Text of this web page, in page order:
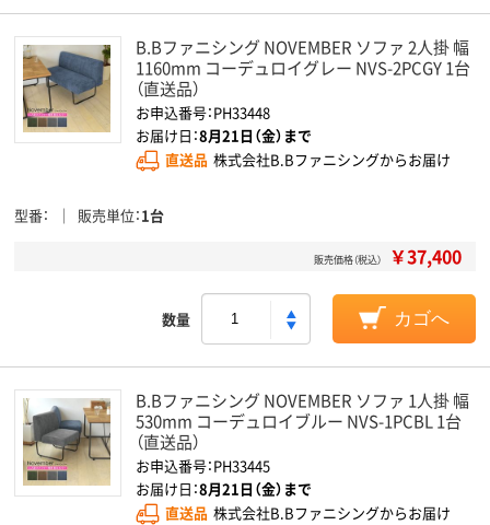
B.Bファニシング NOVEMBER ソファ 2人掛 幅
1160mm コーデュロイグレー NVS-2PCGY 1台
（直送品）
お申込番号：PH33448
お届け日：8月21日（金）まで
直送品 株式会社B.Bファニシングからお届け
型番 販売単位 1台
販売価格（税込） ￥37,400
数量 カゴへ
B.Bファニシング NOVEMBER ソファ 1人掛 幅
530mm コーデュロイブルー NVS-1PCBL 1台
（直送品）
お申込番号：PH33445
お届け日：8月21日（金）まで
直送品 株式会社B.Bファニシングからお届け